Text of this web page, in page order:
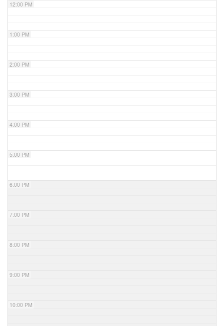
12:00 PM
1:00 PM
2:00 PM
3:00 PM
4:00 PM
5:00 PM
6:00 PM
7:00 PM
8:00 PM
9:00 PM
10:00 PM